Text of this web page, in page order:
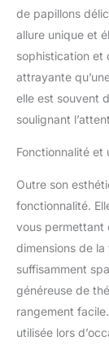
de papillons
allure unique et
sophistication et
attrayante
elle est souvent
soulignant
Fonctionnalité et
Outre son
fonctionnalité.
vous permettant
dimensions de
suffisamment
généreuse de
rangement
utilisée lors